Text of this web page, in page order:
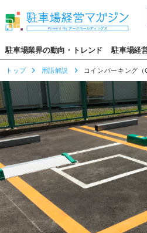
駐車場業界の動向・トレンド 駐車場経
トップ 用語解説 コインパーキング（